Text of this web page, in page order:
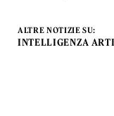
ALTRE NOTIZIE SU:
INTELLIGENZA